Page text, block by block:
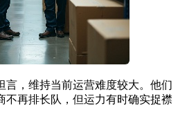
，维持当前运营难度较大。他们
不再排长队，但运力有时确实捉襟